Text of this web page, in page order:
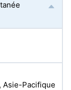
Asie-Pacifique